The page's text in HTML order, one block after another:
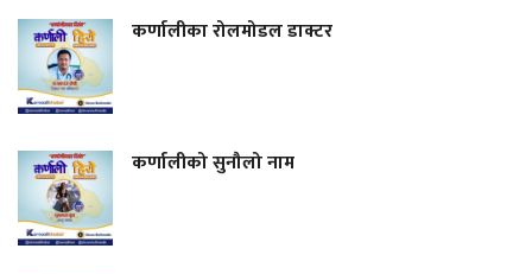
कर्णालीका रोलमोडल डाक्टर
कर्णालीको सुनौलो नाम